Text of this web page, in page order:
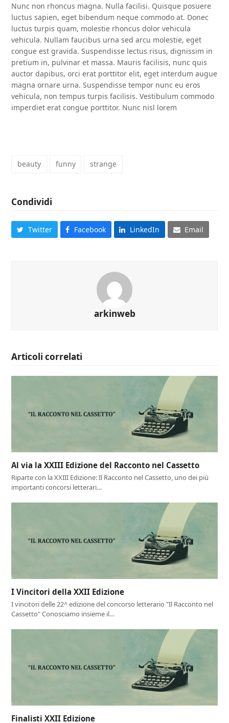
Nunc non rhoncus magna. Nulla facilisi. Quisque posuere
luctus sapien, eget bibendum neque commodo at. Donec
luctus turpis quam, molestie rhoncus dolor vehicula
vehicula. Nullam faucibus urna sed arcu molestie, eget
congue est gravida. Suspendisse lectus risus, dignissim in
pretium in, pulvinar et massa. Mauris facilisis, nunc quis
auctor dapibus, orci erat porttitor elit, eget interdum augue
magna ornare urna. Suspendisse tempor nunc eu eros
vehicula, non tempus turpis facilisis. Vestibulum commodo
imperdiet erat congue porttitor. Nunc nisl lorem
beauty funny strange
Condividi
Twitter Facebook LinkedIn Email
arkinweb
Articoli correlati
Al via la XXIII Edizione del Racconto nel Cassetto
Riparte con la XXIII Edizione: Il Racconto nel Cassetto, uno dei più
importanti concorsi letterari…
I Vincitori della XXII Edizione
I vincitori delle 22^ edizione del concorso letterario "Il Racconto nel
Cassetto" Conosciamo insieme il…
Finalisti XXII Edizione